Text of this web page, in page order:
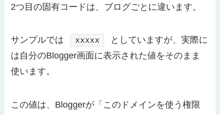
2つ目の固有コードは、ブログごとに違います。
サンプルでは xxxxx
としていますが、実際に
は自分のBlogger画面に表示された値をそのまま
使います。
この値は、Bloggerが「このドメインを使う権限